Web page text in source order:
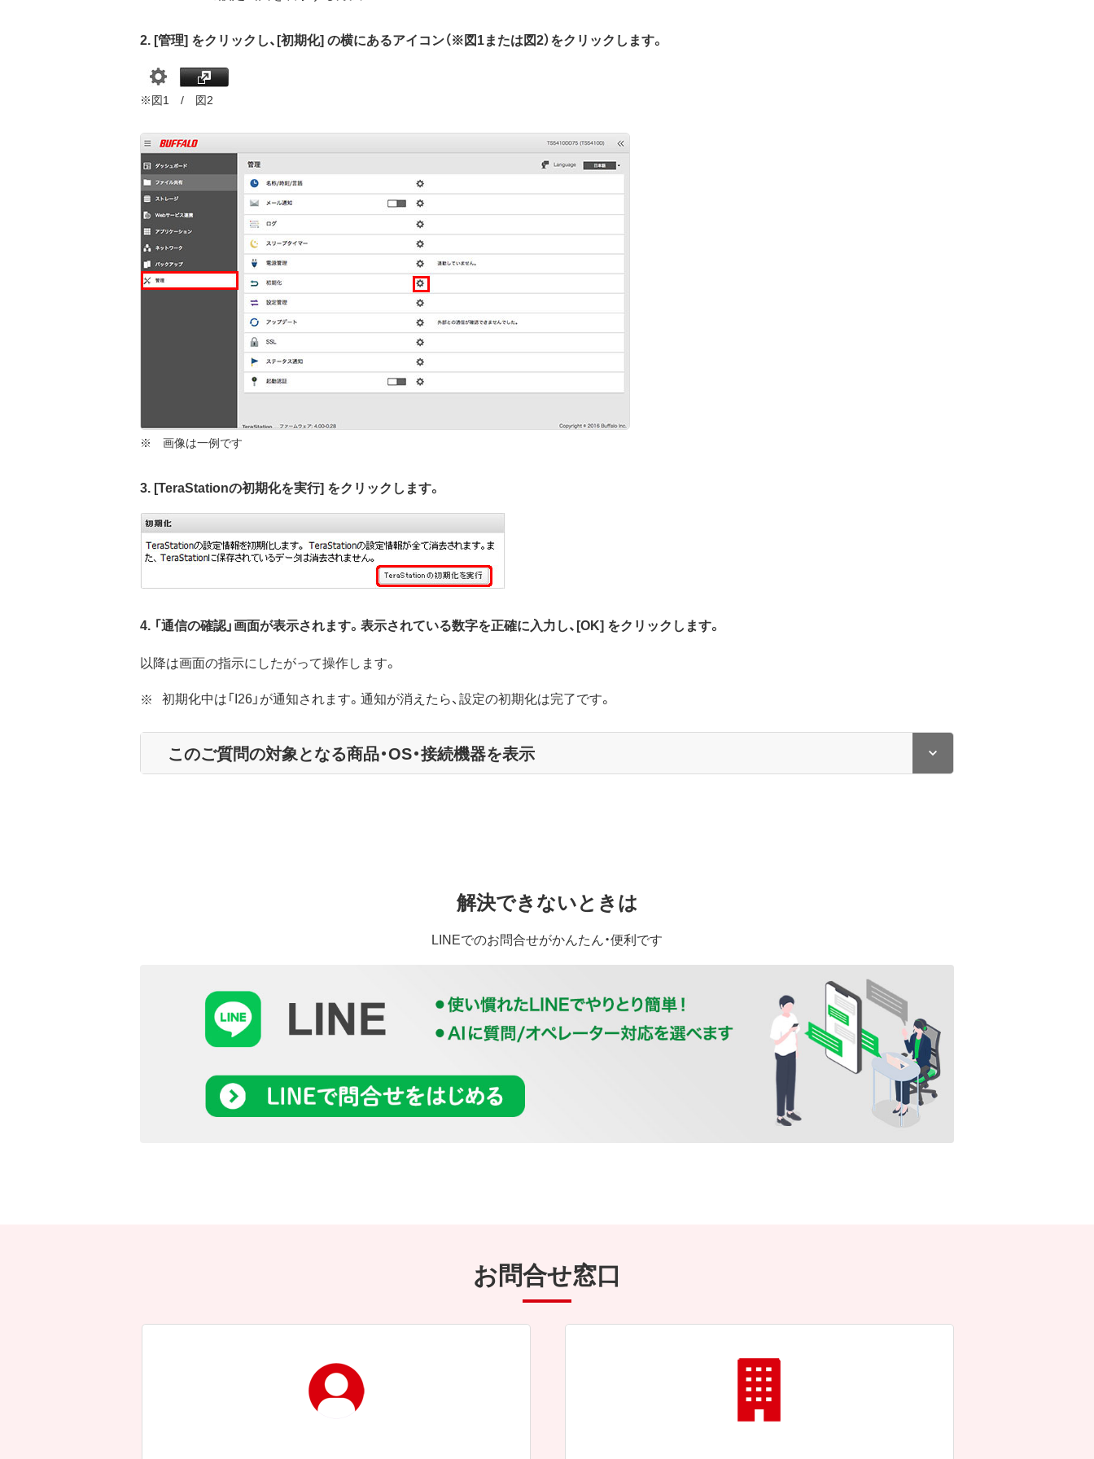
2. [管理] をクリックし、[初期化] の横にあるアイコン（※図1または図2）をクリックします。
※図1 / 図2
※ 画像は一例です
3. [TeraStationの初期化を実行] をクリックします。
4. 「通信の確認」画面が表示されます。表示されている数字を正確に入力し、[OK] をクリックします。
以降は画面の指示にしたがって操作します。
初期化中は「I26」が通知されます。通知が消えたら、設定の初期化は完了です。
このご質問の対象となる商品・OS・接続機器を表示
解決できないときは
LINEでのお問合せがかんたん・便利です
お問合せ窓口